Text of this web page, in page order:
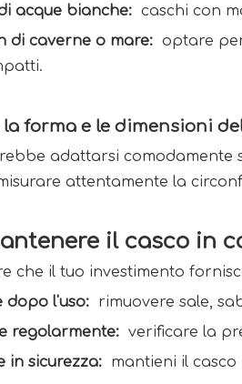
acque bianche: caschi con
di caverne o mare: optare
la forma e le dimensioni
adattarsi
attentamente la
il casco in
che il tuo investimento
dopo l'uso:
rimuovere sale,
regolarmente: verificare la
in sicurezza:
mantieni il